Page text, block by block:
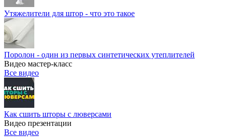
Утяжелители для штор - что это такое
Поролон - один из первых синтетических утеплителей
Видео мастер-класс
Все видео
Как сшить шторы с люверсами
Видео презентации
Все видео